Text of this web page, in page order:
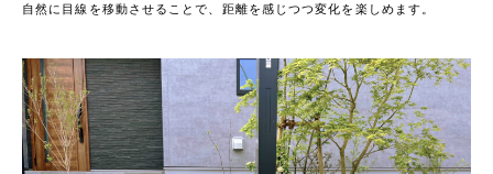
自然に目線を移動させることで、距離を感じつつ変化を楽しめます。